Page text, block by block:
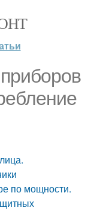
по мощности.